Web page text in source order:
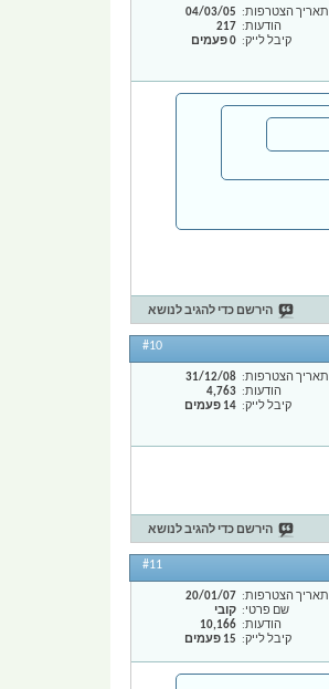
תאריך הצטרפות
04/03/05
הודעות
217
קיבל לייק
0 פעמים
הירשם כדי להגיב לנושא
#10
תאריך הצטרפות
31/12/08
הודעות
4,763
קיבל לייק
14 פעמים
הירשם כדי להגיב לנושא
#11
תאריך הצטרפות
20/01/07
שם פרטי
קובי
הודעות
10,166
קיבל לייק
15 פעמים